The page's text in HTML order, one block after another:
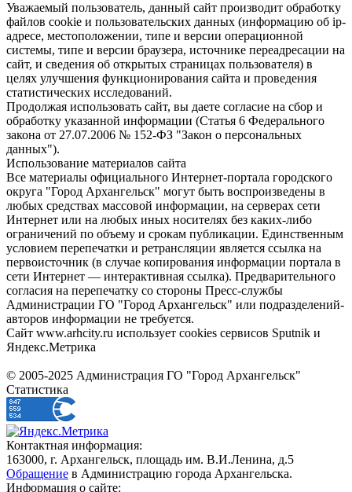
Уважаемый пользователь, данный сайт производит обработку
файлов cookie и пользовательских данных (информацию об ip-
адресе, местоположении, типе и версии операционной
системы, типе и версии браузера, источнике переадресации на
сайт, и сведения об открытых страницах пользователя) в
целях улучшения функционирования сайта и проведения
статистических исследований.
Продолжая использовать сайт, вы даете согласие на сбор и
обработку указанной информации (Статья 6 Федерального
закона от 27.07.2006 № 152-ФЗ "Закон о персональных
данных").
Использование материалов сайта
Все материалы официального Интернет-портала городского
округа "Город Архангельск" могут быть воспроизведены в
любых средствах массовой информации, на серверах сети
Интернет или на любых иных носителях без каких-либо
ограничений по объему и срокам публикации. Единственным
условием перепечатки и ретрансляции является ссылка на
первоисточник (в случае копирования информации портала в
сети Интернет — интерактивная ссылка). Предварительного
согласия на перепечатку со стороны Пресс-службы
Администрации ГО "Город Архангельск" или подразделений-
авторов информации не требуется.
Сайт www.arhcity.ru использует cookies сервисов Sputnik и
Яндекс.Метрика
© 2005-2025 Администрация ГО "Город Архангельск"
Статистика
Контактная информация:
163000, г. Архангельск, площадь им. В.И.Ленина, д.5
Обращение в Администрацию города Архангельска.
Информация о сайте: